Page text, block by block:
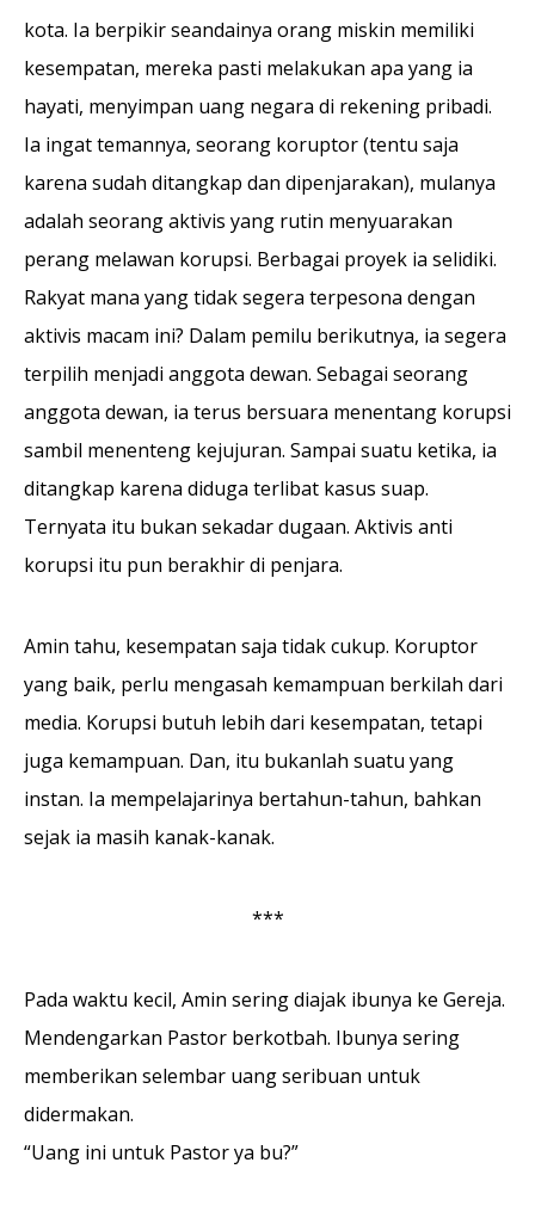
kota. Ia berpikir seandai­nya orang miskin memiliki
kesempatan, mereka pasti melakukan apa yang ia
hayati, menyim­pan uang negara di rekening pribadi.
Ia ingat temannya, seorang koruptor (tentu saja
karena sudah ditangkap dan dipenjarakan), mulanya
adalah seorang aktivis yang rutin menyuarakan
perang melawan korupsi. Berbagai proyek ia selidiki.
Rakyat mana yang tidak segera terpesona dengan
aktivis macam ini? Dalam pemilu berikutnya, ia segera
terpilih menjadi anggota dewan. Sebagai seorang
anggota dewan, ia terus bersuara menentang korupsi
sambil menenteng kejujuran. Sampai suatu ketika, ia
ditangkap karena diduga terlibat kasus suap.
Ternyata itu bukan sekadar dugaan. Aktivis anti
korupsi itu pun berakhir di penjara.
Amin tahu, kesempatan saja tidak cukup. Koruptor
yang baik, perlu mengasah kemampuan berkilah dari
media. Korupsi butuh lebih dari kesempatan, tetapi
juga kemampuan. Dan, itu bukanlah suatu yang
instan. Ia mempelajarinya bertahun-tahun, bahkan
sejak ia masih kanak-kanak.
***
Pada waktu kecil, Amin sering diajak ibunya ke Gereja.
Mendengarkan Pastor berkotbah. Ibunya sering
memberikan selembar uang seribuan untuk
didermakan.
“Uang ini untuk Pastor ya bu?”